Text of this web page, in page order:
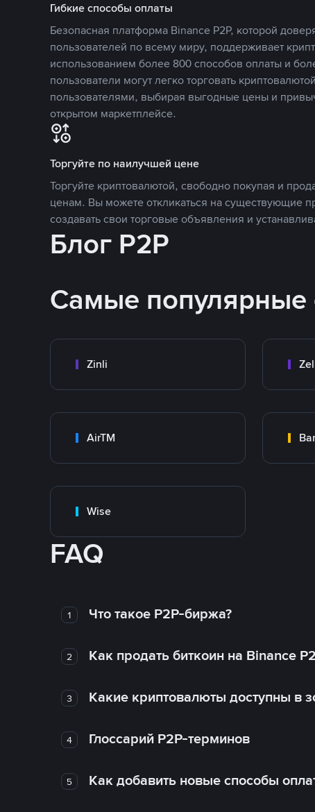
Гибкие способы оплаты
Безопасная платформа Binance P2P, которой
пользователей по всему миру, поддерживает
использованием более 800 способов оплаты и
пользователи могут легко торговать
пользователями, выбирая выгодные цены и
открытом маркетплейсе.
Торгуйте по наилучшей цене
Торгуйте криптовалютой, свободно покупая и
ценам. Вы можете откликаться на существующие
создавать свои торговые объявления и
Блог P2P
Самые популярные
Zinli
AirTM
Wise
FAQ
1 Что такое P2P-биржа?
2 Как продать биткоин на Binance
3 Какие криптовалюты доступны в
4 Глоссарий P2P-терминов
5 Как добавить новые способы